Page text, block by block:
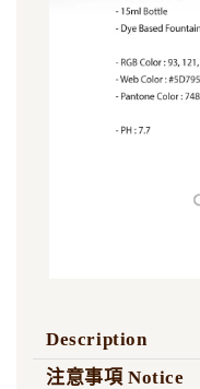
Description
注意事項 Notice